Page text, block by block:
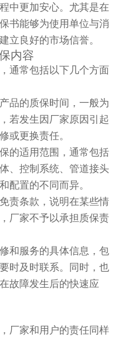
中更加安心。尤其是在
书能够为使用单位与消
立良好的市场信誉。
内容
通常包括以下几个方面
品的质保时间，一般为
若发生因厂家原因引起
或更换责任。
的适用范围，通常包括
、控制系统、管道接头
配置的不同而异。
责条款，说明在某些情
厂家不予以承担质保责
和服务的具体信息，包
时及时联系。同时，也
故障发生后的快速应
厂家和用户的责任同样